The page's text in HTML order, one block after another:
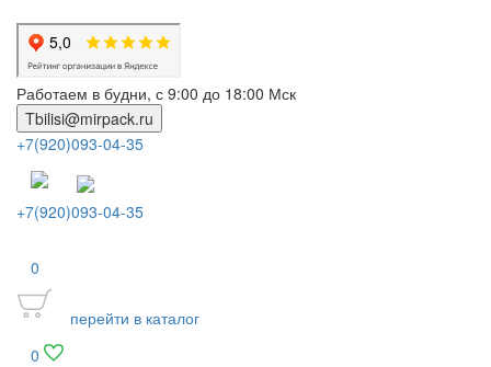
Работаем в будни, с 9:00 до 18:00 Мск
Tbilisi@mirpack.ru
+7(920)093-04-35
+7(920)093-04-35
0
перейти в каталог
0